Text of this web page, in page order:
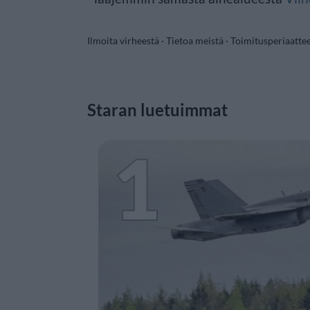
Ilmoita virheestä · Tietoa meistä ·
Staran luetuimmat
1